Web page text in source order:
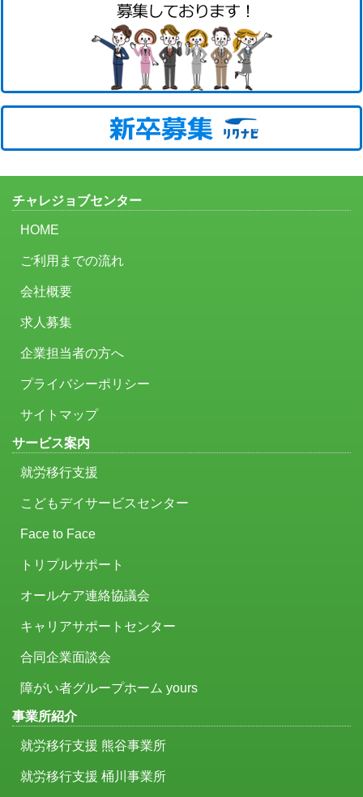
チャレジョブセンター
HOME
ご利用までの流れ
会社概要
求人募集
企業担当者の方へ
プライバシーポリシー
サイトマップ
サービス案内
就労移行支援
こどもデイサービスセンター
Face to Face
トリプルサポート
オールケア連絡協議会
キャリアサポートセンター
合同企業面談会
障がい者グループホーム yours
事業所紹介
就労移行支援 熊谷事業所
就労移行支援 桶川事業所